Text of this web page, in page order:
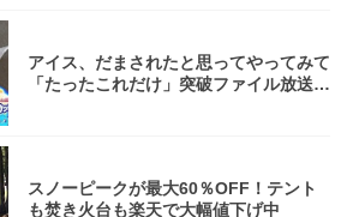
アイス、だまされたと思ってやってみて
「たったこれだけ」突破ファイル放送で
スノーピークが最大60％OFF！テント
も焚き火台も楽天で大幅値下げ中